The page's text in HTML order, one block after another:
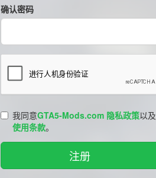
确认密码
我同意GTA5-Mods.com 隐私政策以及
使用条款。